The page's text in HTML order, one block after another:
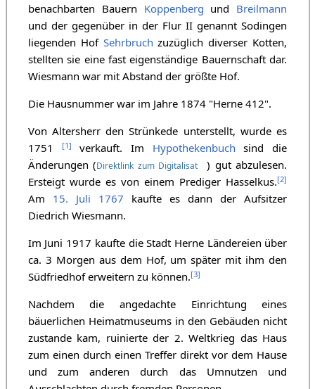
benachbarten Bauern Koppenberg und Breilmann
und der gegenüber in der Flur II genannt Sodingen
liegenden Hof Sehrbruch zuzüglich diverser Kotten,
stellten sie eine fast eigenständige Bauernschaft dar.
Wiesmann war mit Abstand der größte Hof.
Die Hausnummer war im Jahre 1874 "Herne 412".
Von Altersherr den Strünkede unterstellt, wurde es
1751
[1] verkauft. Im Hypothekenbuch sind die
Änderungen (Direktlink zum Digitalisat
) gut abzulesen.
Ersteigt wurde es von einem Prediger Hasselkus.[2]
Am 15. Juli 1767 kaufte es dann der Aufsitzer
Diedrich Wiesmann.
Im Juni 1917 kaufte die Stadt Herne Ländereien über
ca. 3 Morgen aus dem Hof, um später mit ihm den
Südfriedhof erweitern zu können.[3]
Nachdem die angedachte Einrichtung eines
bäuerlichen Heimatmuseums in den Gebäuden nicht
zustande kam, ruinierte der 2. Weltkrieg das Haus
zum einen durch einen Treffer direkt vor dem Hause
und zum anderen durch das Umnutzen und